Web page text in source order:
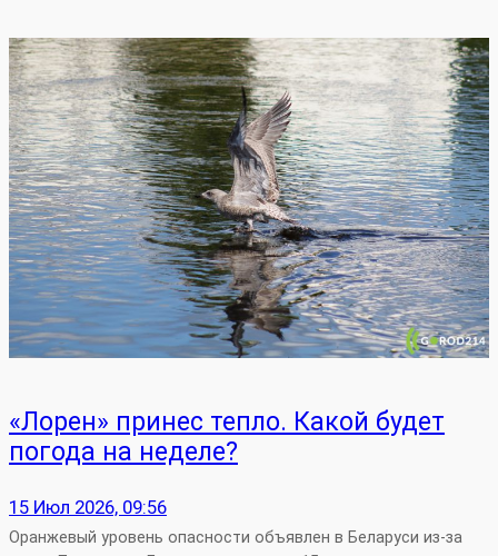
«Лорен» принес тепло. Какой будет
погода на неделе?
15 Июл 2026, 09:56
Оранжевый уровень опасности объявлен в Беларуси из-за